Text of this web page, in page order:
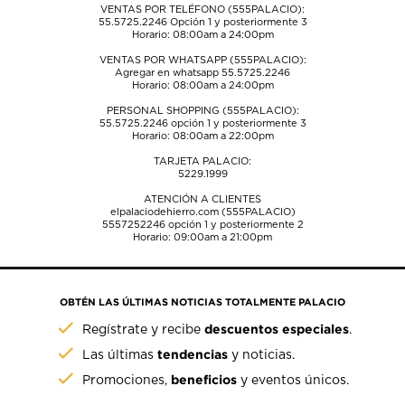
VENTAS POR TELÉFONO (555PALACIO):
55.5725.2246Opción 1 y posteriormente 3
Horario: 08:00am a 24:00pm
VENTAS POR WHATSAPP (555PALACIO):
Agregar en whatsapp 55.5725.2246
Horario: 08:00am a 24:00pm
PERSONAL SHOPPING (555PALACIO):
55.5725.2246opción 1 y posteriormente 3
Horario: 08:00am a 22:00pm
TARJETA PALACIO:
5229.1999
ATENCIÓN A CLIENTES
elpalaciodehierro.com (555PALACIO)
5557252246opción 1 y posteriormente 2
Horario: 09:00am a 21:00pm
OBTÉN LAS ÚLTIMAS NOTICIAS TOTALMENTE PALACIO
Regístrate y recibedescuentos especiales.
Las últimastendencias y noticias.
Promociones, beneficios y eventos únicos.